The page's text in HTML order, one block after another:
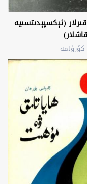
(ئېكسپېدىتسىيە